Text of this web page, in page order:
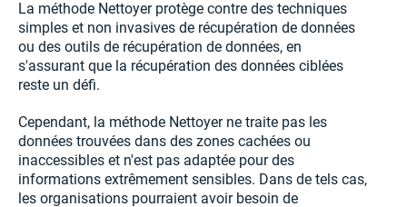
La méthode Nettoyer protège contre des techniques
simples et non invasives de récupération de données
ou des outils de récupération de données, en
s'assurant que la récupération des données ciblées
reste un défi.
Cependant, la méthode Nettoyer ne traite pas les
données trouvées dans des zones cachées ou
inaccessibles et n'est pas adaptée pour des
informations extrêmement sensibles. Dans de tels cas,
les organisations pourraient avoir besoin de